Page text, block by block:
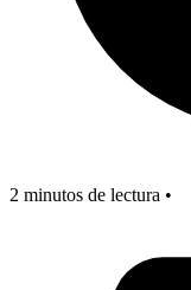
2 minutos de lectura •